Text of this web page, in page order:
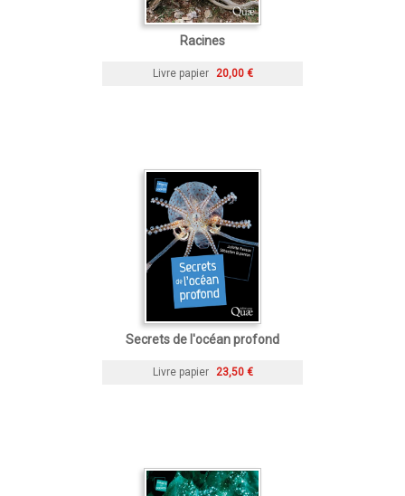
Racines
Livre papier 20,00 €
Secrets de l'océan profond
Livre papier 23,50 €